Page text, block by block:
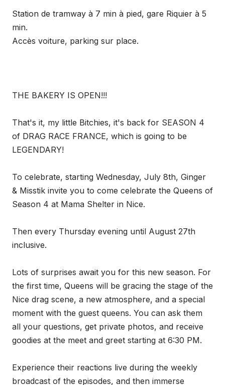
Station de tramway à 7 min à pied, gare Riquier à 5
min.
Accès voiture, parking sur place.
THE BAKERY IS OPEN!!!
That's it, my little Bitchies, it's back for SEASON 4
of DRAG RACE FRANCE, which is going to be
LEGENDARY!
To celebrate, starting Wednesday, July 8th, Ginger
& Misstik invite you to come celebrate the Queens of
Season 4 at Mama Shelter in Nice.
Then every Thursday evening until August 27th
inclusive.
Lots of surprises await you for this new season. For
the first time, Queens will be gracing the stage of the
Nice drag scene, a new atmosphere, and a special
moment with the guest queens. You can ask them
all your questions, get private photos, and receive
goodies at the meet and greet starting at 6:30 PM.
Experience their reactions live during the weekly
broadcast of the episodes, and then immerse